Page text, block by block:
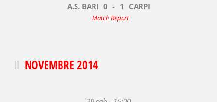
A.S. BARI 0 - 1 CARPI
Match Report
NOVEMBRE 2014